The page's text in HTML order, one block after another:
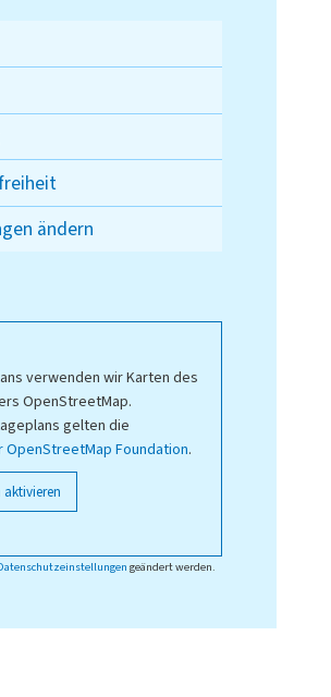
ändern
verwenden wir Karten des
OpenStreetMap.
gelten die
Foundation.
aktivieren
geändert werden.